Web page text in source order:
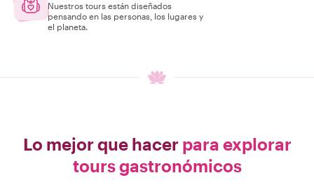
Nuestros tours están diseñados
pensando en las personas, los lugares y
el planeta.
Lo mejor que hacer para explorar
tours gastronómicos